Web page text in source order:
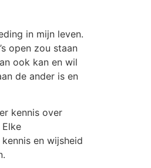
in mijn leven.
open zou staan
ook kan en wil
de ander is en
kennis over
en wijsheid